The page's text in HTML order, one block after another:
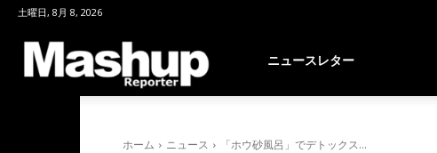
土曜日, 8月 8, 2026
ニュースレター
ホーム ニュース 「ホウ砂風呂」でデトックス...